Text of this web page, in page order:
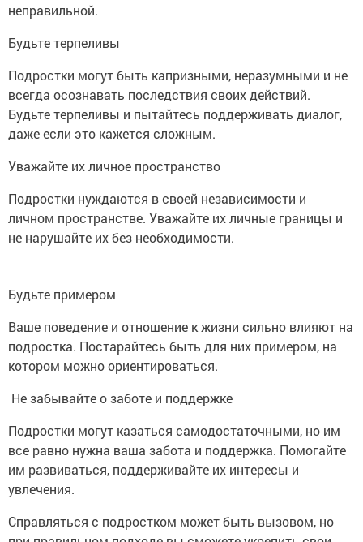
неправильной.
Будьте терпеливы
Подростки могут быть капризными, неразумными и не
всегда осознавать последствия своих действий.
Будьте терпеливы и пытайтесь поддерживать диалог,
даже если это кажется сложным.
Уважайте их личное пространство
Подростки нуждаются в своей независимости и
личном пространстве. Уважайте их личные границы и
не нарушайте их без необходимости.
Будьте примером
Ваше поведение и отношение к жизни сильно влияют на
подростка. Постарайтесь быть для них примером, на
котором можно ориентироваться.
Не забывайте о заботе и поддержке
Подростки могут казаться самодостаточными, но им
все равно нужна ваша забота и поддержка. Помогайте
им развиваться, поддерживайте их интересы и
увлечения.
Справляться с подростком может быть вызовом, но